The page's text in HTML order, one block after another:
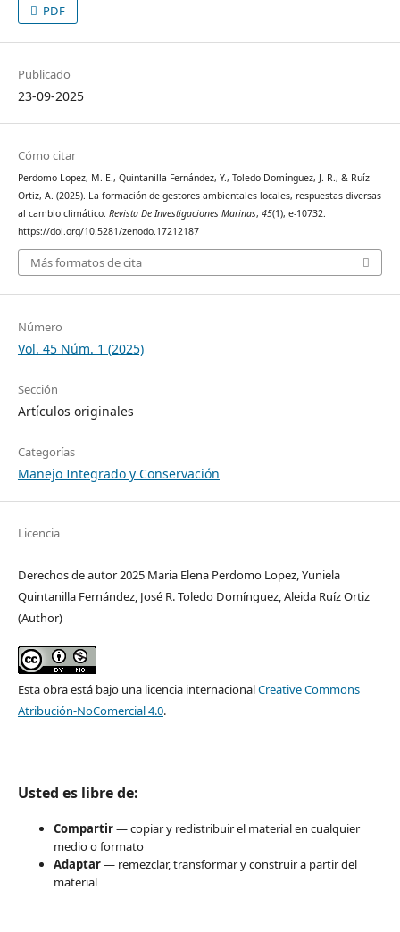
PDF
Publicado
23-09-2025
Cómo citar
Perdomo Lopez, M. E., Quintanilla Fernández, Y., Toledo Domínguez, J. R., & Ruíz
Ortiz, A. (2025). La formación de gestores ambientales locales, respuestas diversas
al cambio climático. Revista De Investigaciones Marinas, 45(1), e-10732.
https://doi.org/10.5281/zenodo.17212187
Más formatos de cita
Número
Vol. 45 Núm. 1 (2025)
Sección
Artículos originales
Categorías
Manejo Integrado y Conservación
Licencia
Derechos de autor 2025 Maria Elena Perdomo Lopez, Yuniela
Quintanilla Fernández, José R. Toledo Domínguez, Aleida Ruíz Ortiz
(Author)
Esta obra está bajo una licencia internacionalCreative Commons
Atribución-NoComercial 4.0.
Usted es libre de:
Compartir— copiar y redistribuir el material en cualquier
medio o formato
Adaptar— remezclar, transformar y construir a partir del
material